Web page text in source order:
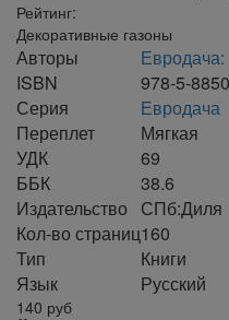
Рейтинг:
Декоративные газоны
Авторы
Евродача:
ISBN
978-5-
Серия
Евродача
Переплет
Мягкая
УДК
69
ББК
38.6
Издательство
СПб:Диля
Кол-во страниц160
Тип
Книги
Язык
Русский
140 руб